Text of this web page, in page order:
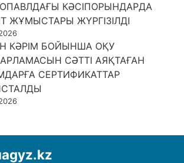
КӘСІПОРЫНДАРДА
ЖҰМЫСТАРЫ ЖҮРГІЗІЛДІ
КӘРІМ БОЙЫНША ОҚУ
СӘТТІ АЯҚТАҒАН
СЕРТИФИКАТТАР